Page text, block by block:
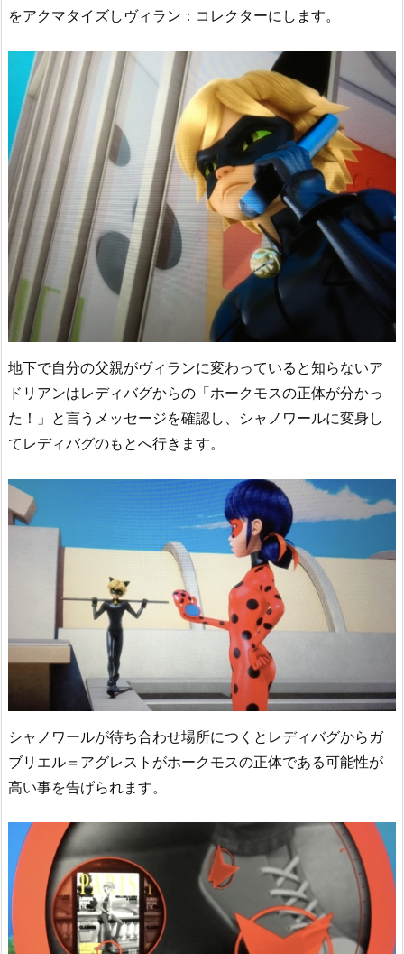
をアクマタイズしヴィラン：コレクターにします。
地下で自分の父親がヴィランに変わっていると知らないア
ドリアンはレディバグからの「ホークモスの正体が分かっ
た！」と言うメッセージを確認し、シャノワールに変身し
てレディバグのもとへ行きます。
シャノワールが待ち合わせ場所につくとレディバグからガ
ブリエル＝アグレストがホークモスの正体である可能性が
高い事を告げられます。